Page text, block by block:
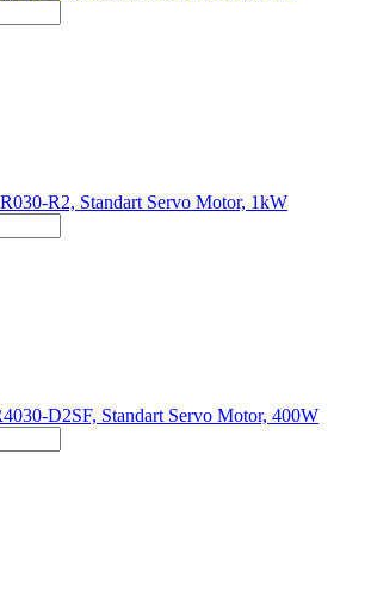
R2, Standart Servo Motor, 1kW
D2SF, Standart Servo Motor, 400W